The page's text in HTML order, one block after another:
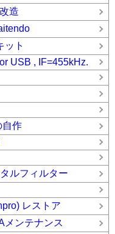
造
ット
USB , IF=455kHz.
自作
ルフィルター
レストア
メンテナンス